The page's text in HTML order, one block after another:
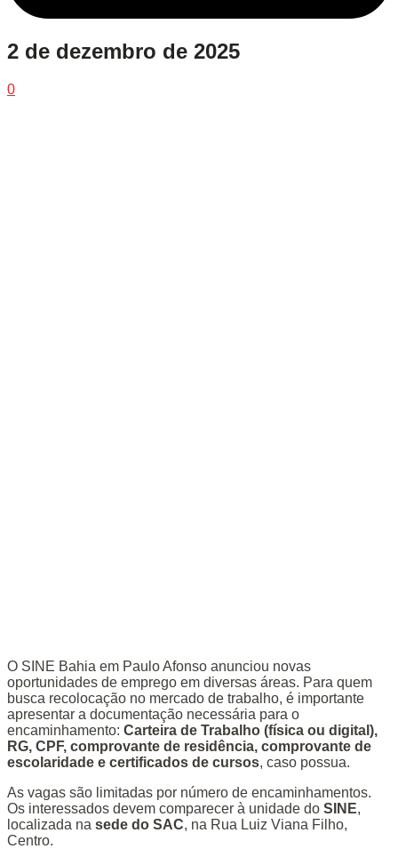
2 de dezembro de 2025
0
O SINE Bahia em Paulo Afonso anunciou novas
oportunidades de emprego em diversas áreas. Para quem
busca recolocação no mercado de trabalho, é importante
apresentar a documentação necessária para o
encaminhamento: Carteira de Trabalho (física ou digital),
RG, CPF, comprovante de residência, comprovante de
escolaridade e certificados de cursos, caso possua.
As vagas são limitadas por número de encaminhamentos.
Os interessados devem comparecer à unidade do SINE,
localizada na sede do SAC, na Rua Luiz Viana Filho,
Centro.